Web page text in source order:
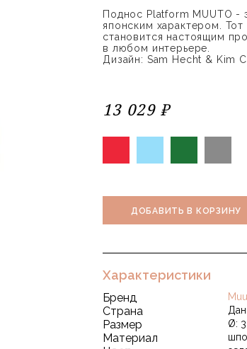
Поднос Platform MUUTO -
японским характером.
становится настоящим
в любом интерьере.
Дизайн: Sam Hecht & Kim
13 029 ₽
ДОБАВИТЬ В КОРЗИНУ
Характеристики
Бренд
Страна
Размер Ø:
Материал